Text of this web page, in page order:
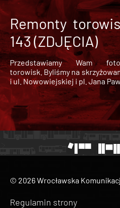
Remonty
143 (ZDJĘCIA)
Przedstawiamy Wam
torowisk. Byliśmy na
i ul. Nowowiejskiej i pl. Jana
© 2026 Wrocławska
Regulamin strony